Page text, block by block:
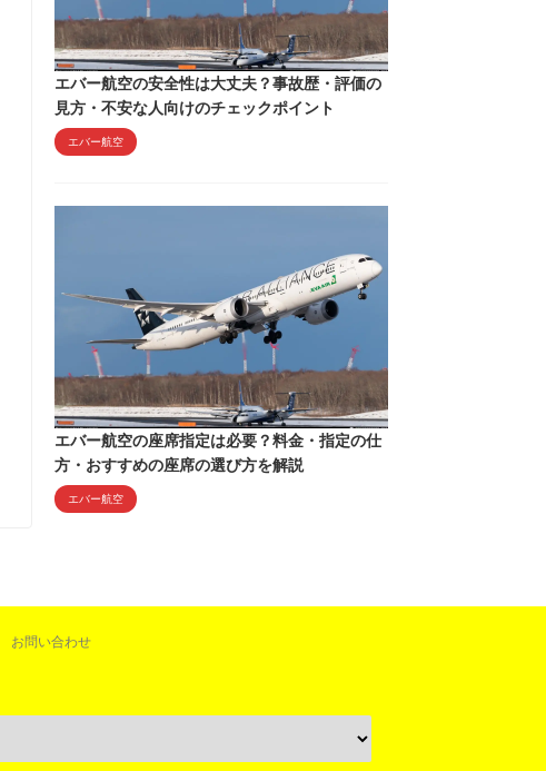
エバー航空の安全性は大丈夫？事故歴・評価の
見方・不安な人向けのチェックポイント
エバー航空
エバー航空の座席指定は必要？料金・指定の仕
方・おすすめの座席の選び方を解説
エバー航空
お問い合わせ